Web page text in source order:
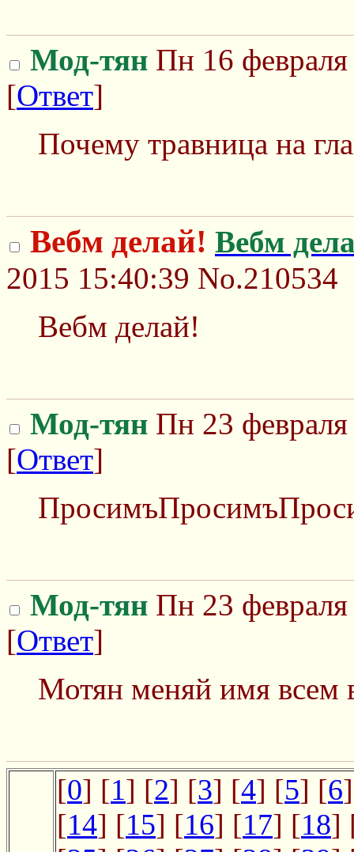
Мод-тян Пн 16
[Ответ]
Почему травница на
Вебм делай! Вебм
2015 15:40:39 No.210534
Вебм делай!
Мод-тян Пн 23
[Ответ]
Мод-тян Пн 23
[Ответ]
Мотян меняй имя всем
[0] [1] [2] [3] [4] [5] [6
[14] [15] [16] [17] [18]